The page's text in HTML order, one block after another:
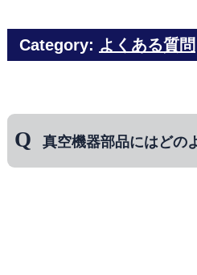
Category: よくある質問
真空機器部品にはどの